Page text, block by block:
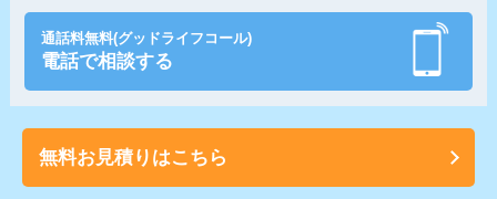
通話料無料(グッドライフコール)
電話で相談する
無料お見積りはこちら